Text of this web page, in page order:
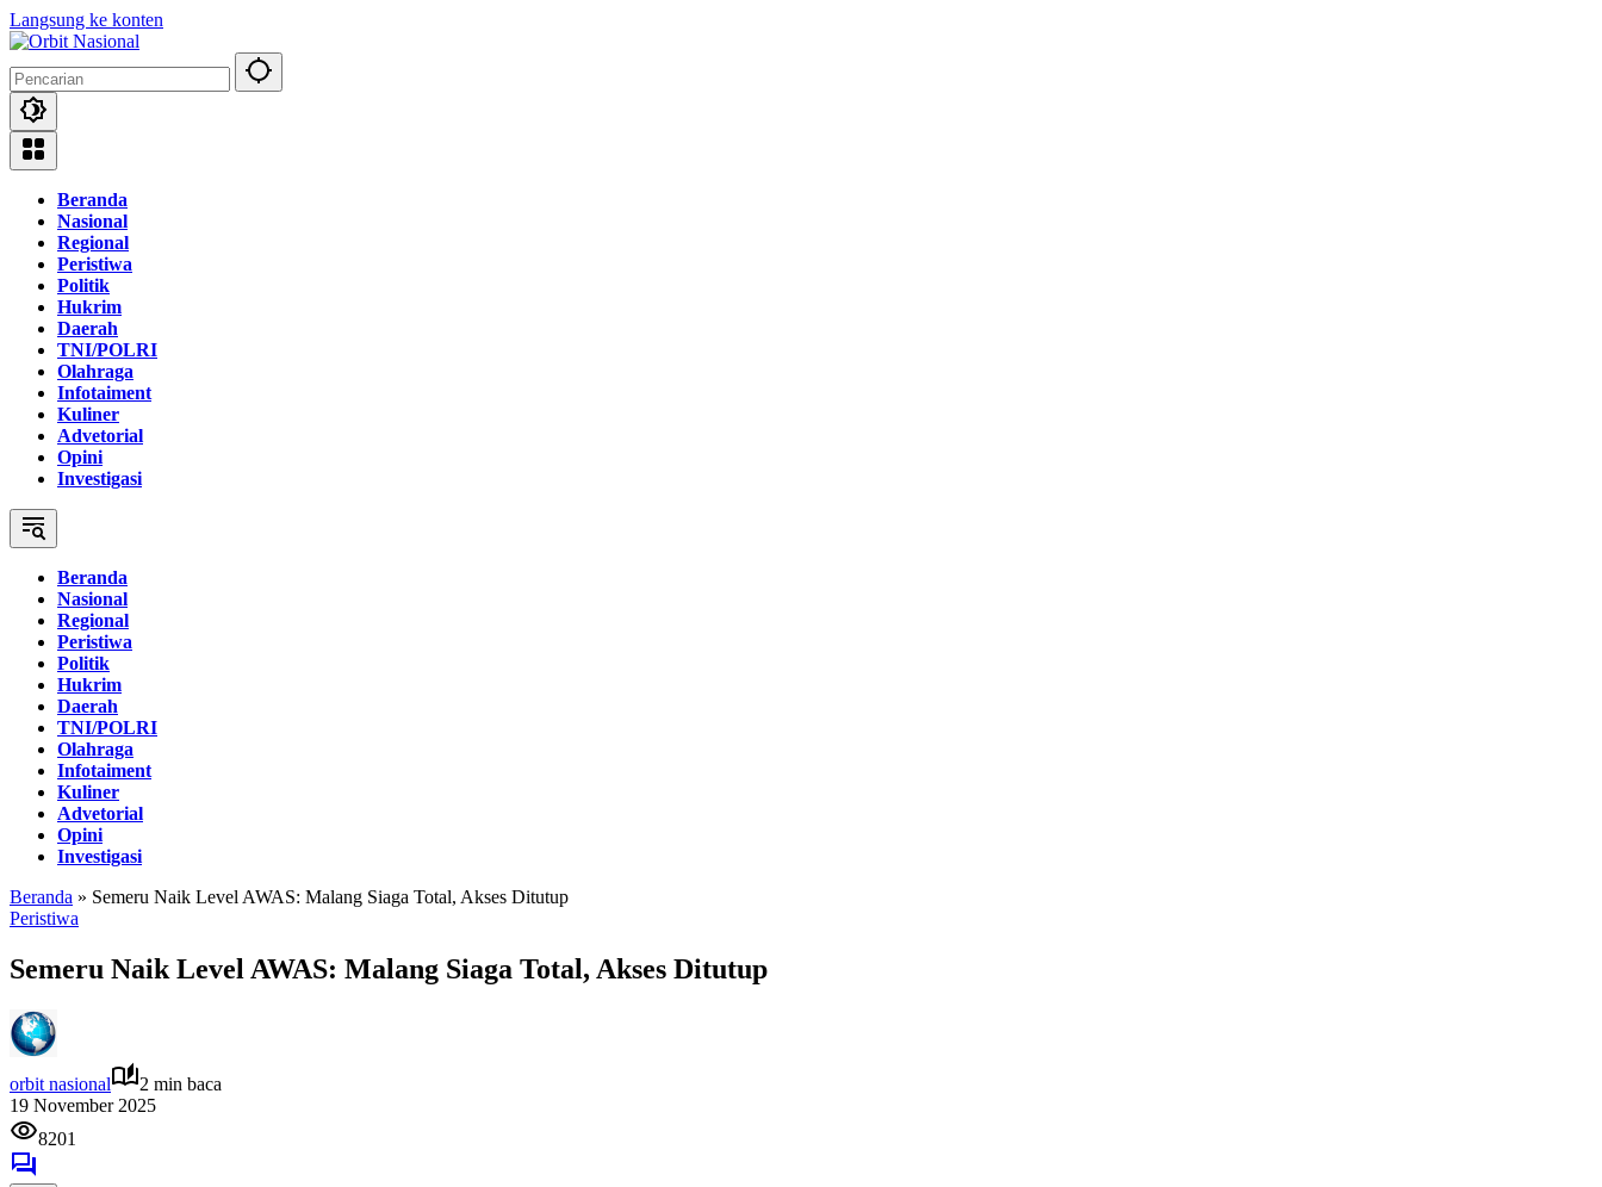
Langsung ke konten
Beranda
Nasional
Regional
Peristiwa
Politik
Hukrim
Daerah
TNI/POLRI
Olahraga
Infotaiment
Kuliner
Advetorial
Opini
Investigasi
Beranda
Nasional
Regional
Peristiwa
Politik
Hukrim
Daerah
TNI/POLRI
Olahraga
Infotaiment
Kuliner
Advetorial
Opini
Investigasi
Beranda » Semeru Naik Level AWAS: Malang Siaga Total, Akses Ditutup
Peristiwa
Semeru Naik Level AWAS: Malang Siaga Total, Akses Ditutup
orbit nasional
2 min baca
19 November 2025
8201